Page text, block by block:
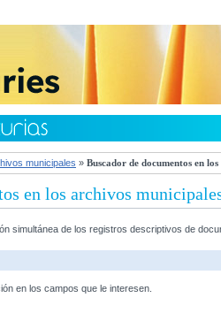
municipales » Buscador de documentos en
en los archivos
simultánea de los registros descriptivos de
en los campos que le interesen.